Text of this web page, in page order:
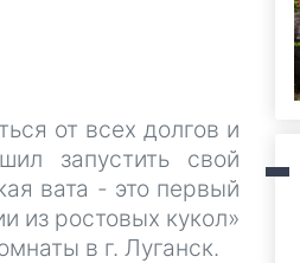
от всех долгов и
запустить свой
вата - это первый
из ростовых кукол»
в г. Луганск.